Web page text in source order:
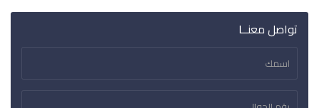
تواصل معنــا